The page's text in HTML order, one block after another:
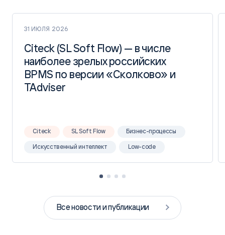
31 ИЮЛЯ 2026
Citeck (SL Soft Flow) — в числе
наиболее зрелых российских
BPMS по версии «Сколково» и
TAdviser
Citeck (SL Soft Flow) — в числе
наиболее зрелых российских
BPMS по версии «Сколково» и
TAdviser
Citeck SL Soft Flow Бизнес-процессы
Искусственный интеллект Low-code
Все новости и публикации